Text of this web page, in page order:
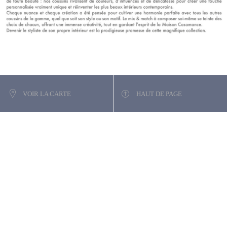
VOIR LA CARTE HAUT DE PAGE